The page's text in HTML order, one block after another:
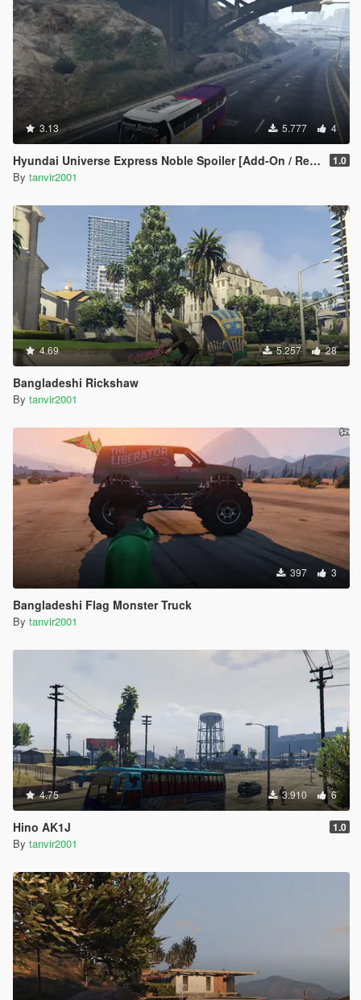
3.13 5.777 4
Hyundai Universe Express Noble Spoiler [Add-On / Replace | Wipers] 1.0
By tanvir2001
4.69 5.257 28
Bangladeshi Rickshaw
By tanvir2001
397 3
Bangladeshi Flag Monster Truck
By tanvir2001
4.75 3.910 6
Hino AK1J 1.0
By tanvir2001